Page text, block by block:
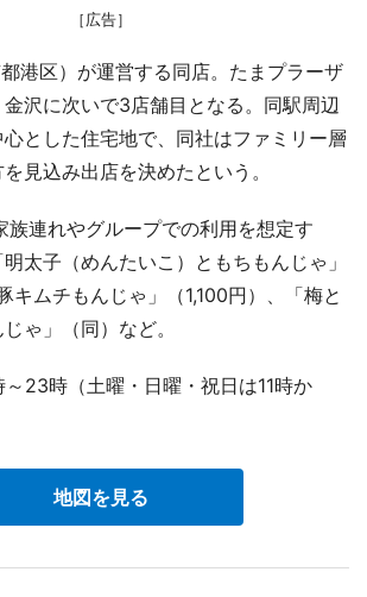
［広告］
港区）が運営する同店。たまプラーザ
沢に次いで3店舗目となる。同駅周辺
とした住宅地で、同社はファミリー層
見込み出店を決めたという。
連れやグループでの利用を想定す
太子（めんたいこ）ともちもんじゃ」
キムチもんじゃ」（1,100円）、「梅と
ゃ」（同）など。
23時（土曜・日曜・祝日は11時か
地図を見る